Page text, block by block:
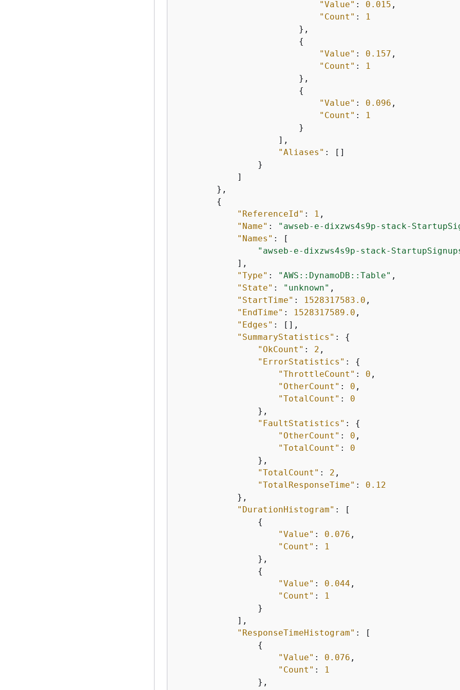
"Value" : 0.015 ,
"Count" :
1
                        },
{
"Value" : 0.157 ,
"Count" :
1
                        },
{
"Value" : 0.096 ,
"Count" :
1
                        }
                    ],
"Aliases" : []
                }
            ]
        },
{
"ReferenceId" : 1 ,
"Name" : "awseb-e-dixzws4s9p-stack-
"Names" : [
"awseb-e-dixzws4s9p-stack-
            ],
"Type" : "AWS::DynamoDB::Table" ,
"State" : "unknown" ,
"StartTime" : 1528317583.0 ,
"EndTime" : 1528317589.0 ,
"Edges" : [],
"SummaryStatistics" : {
"OkCount" : 2 ,
"ErrorStatistics" : {
"ThrottleCount" : 0 ,
"OtherCount" : 0 ,
"TotalCount" : 0
                },
"FaultStatistics" : {
"OtherCount" : 0 ,
"TotalCount" : 0
                },
"TotalCount" : 2 ,
"TotalResponseTime" : 0.12
            },
"DurationHistogram" : [
{
"Value" : 0.076 ,
"Count" :
1
                },
{
"Value" : 0.044 ,
"Count" :
1
                }
            ],
"ResponseTimeHistogram" : [
{
"Value" : 0.076 ,
"Count" :
1
                },